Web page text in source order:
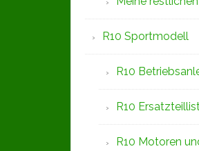
R10 Sportmodell
R10
R10
R10 Motoren